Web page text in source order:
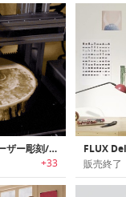
Snapmaker 2.0｜レーザー彫刻/カット/CNCクレービング可能な3-in-1 3D プリンター「スナップメーカー2.0」
+33 販売終了